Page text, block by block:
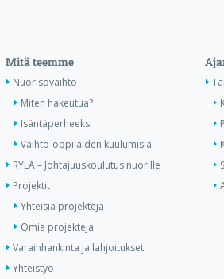
Mitä teemme
Nuorisovaihto
Miten hakeutua?
Isäntäperheeksi
Vaihto-oppilaiden kuulumisia
RYLA – Johtajuuskoulutus nuorille
Projektit
Yhteisiä projekteja
Omia projekteja
Varainhankinta ja lahjoitukset
Yhteistyö